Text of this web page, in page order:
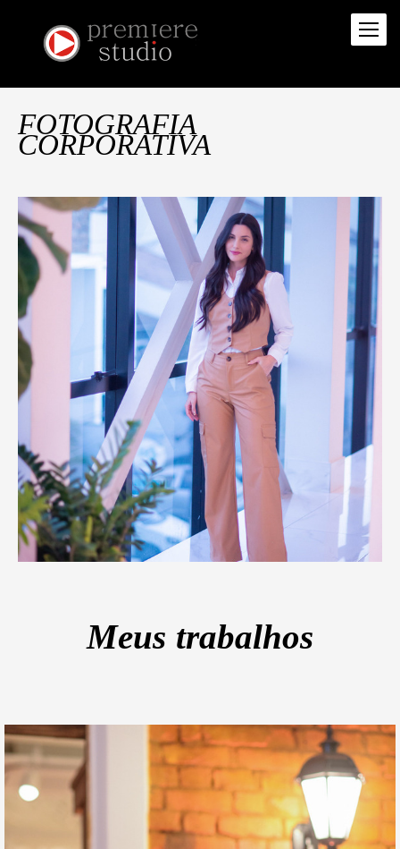
FOTOGRAFIA
CORPORATIVA
Meus trabalhos